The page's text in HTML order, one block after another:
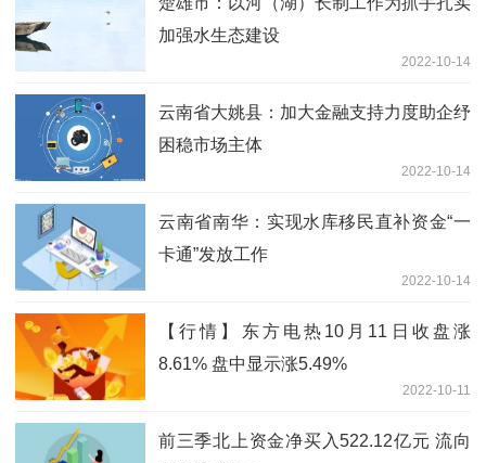
加强水生态建设
2022-10-14
云南省大姚县：加大金融支持力度助企纾
困稳市场主体
2022-10-14
云南省南华：实现水库移民直补资金“一
卡通”发放工作
2022-10-14
【行情】东方电热10月11日收盘涨
8.61% 盘中显示涨5.49%
2022-10-11
前三季北上资金净买入522.12亿元 流向